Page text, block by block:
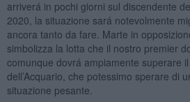
arriverá in pochi giorni sul discendente
2020, la situazione sará notevolmente
ancora tanto da fare. Marte in
simbolizza la lotta che il nostro premier
comunque dovrá ampiamente superare il
dell’Acquario, che potessimo sperare di
situazione pesante.